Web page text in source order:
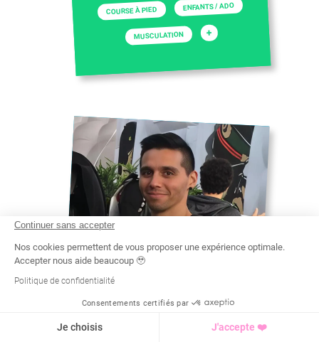
COURSE À PIED ENFANTS / ADO
MUSCULATION +
Continuer sans accepter
Nos cookies permettent de vous proposer une expérience optimale.
Accepter nous aide beaucoup 🥹
Politique de confidentialité
Consentements certifiés par
Je choisis J'accepte ❤️